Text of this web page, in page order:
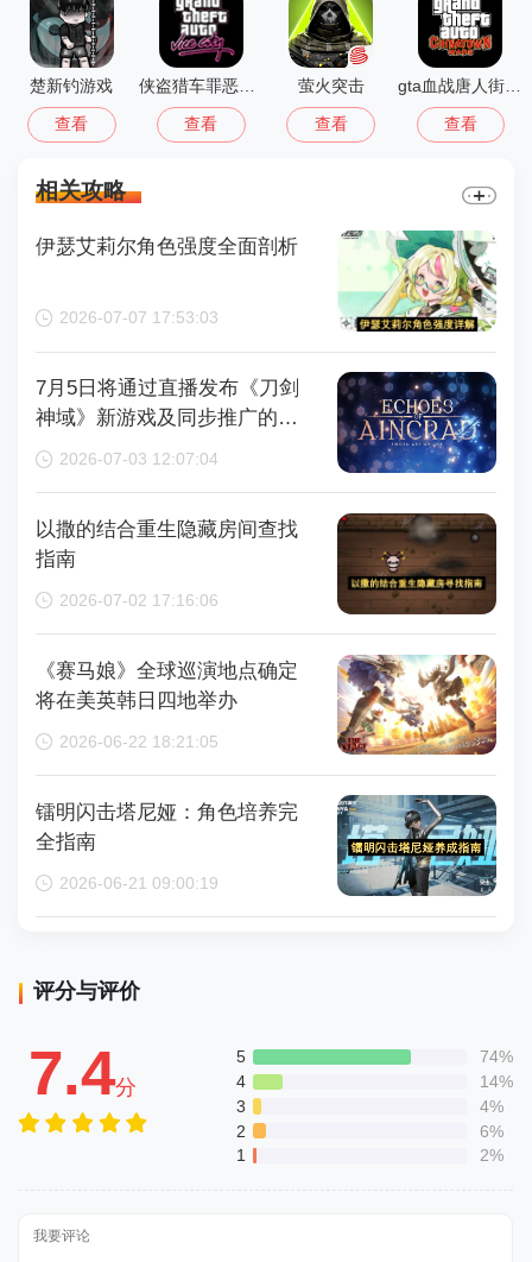
楚新钓游戏
查看
侠盗猎车罪恶都市中文版(GTA：SA MOD安装器)
查看
萤火突击
查看
gta血战唐人街汉化版1.01
查看
相关攻略
伊瑟艾莉尔角色强度全面剖析
2026-07-07 17:53:03
7月5日将通过直播发布《刀剑
神域》新游戏及同步推广的动
画内容，整场直播时长为110分
2026-07-03 12:07:04
以撒的结合重生隐藏房间查找
指南
2026-07-02 17:16:06
《赛马娘》全球巡演地点确定
将在美英韩日四地举办
2026-06-22 18:21:05
镭明闪击塔尼娅：角色培养完
全指南
2026-06-21 09:00:19
评分与评价
7.4分
5
74%
4
14%
3
4%
2
6%
1
2%